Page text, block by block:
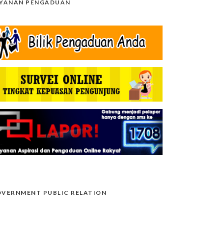
PENGADUAN
PUBLIC RELATION